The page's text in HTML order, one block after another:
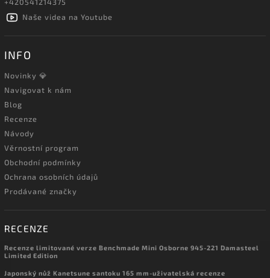
+420541214375
Naše videa na Youtube
INFO
Novinky 💎
Navigovat k nám
Blog
Recenze
Návody
Věrnostní program
Obchodní podmínky
Ochrana osobních údajů
Prodávané značky
RECENZE
Recenze limitované verze Benchmade Mini Osborne 945-221 Damasteel
Limited Edition
Japonský nůž Kanetsune santoku 165 mm-uživatelská recenze